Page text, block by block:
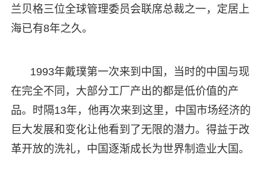
兰贝格三位全球管理委员会联席总裁之一，定居上
海已有8年之久。
1993年戴璞第一次来到中国，当时的中国与现
在完全不同，大部分工厂产出的都是低价值的产
品。时隔13年，他再次来到这里，中国市场经济的
巨大发展和变化让他看到了无限的潜力。得益于改
革开放的洗礼，中国逐渐成长为世界制造业大国。